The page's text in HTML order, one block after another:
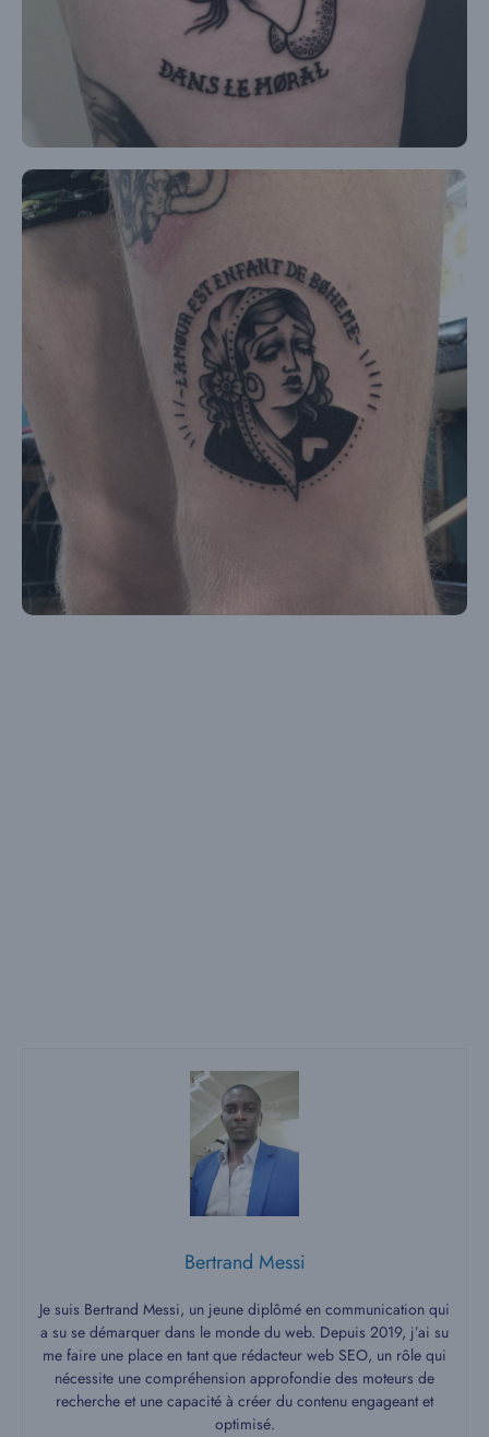
Bertrand Messi
Je suis Bertrand Messi, un jeune diplômé en communication qui
a su se démarquer dans le monde du web. Depuis 2019, j’ai su
me faire une place en tant que rédacteur web SEO, un rôle qui
nécessite une compréhension approfondie des moteurs de
recherche et une capacité à créer du contenu engageant et
optimisé.